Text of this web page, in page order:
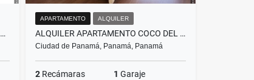
ALQUILER APARTAMENTO CALLE 50 THE GRAY (DV)
APARTAMENTO ALQUILER
ALQUILER APARTAMENTO COCO DEL MAR (DV)
Ciudad de Panamá, Panamá, Panamá
2Recámaras 1 Garaje